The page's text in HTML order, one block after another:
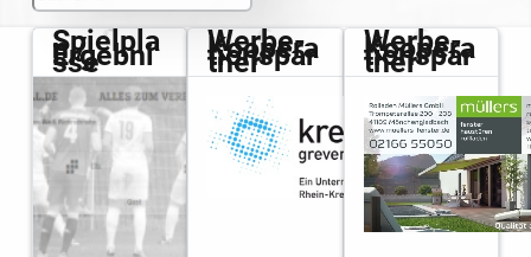
Spielpla
n /
Ergebni
sse
Werbe-
Koopera
tionspar
tner
Werbe-
Koopera
tionspar
tner